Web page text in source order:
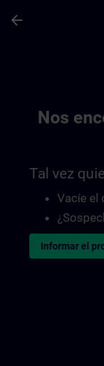
arrow_back
Nos
Tal vez
Vacíe el
Informar el